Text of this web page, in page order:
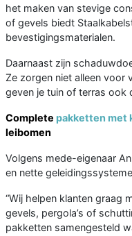
het maken van stevige
of gevels biedt
bevestigingsmaterialen.
Daarnaast zijn
Ze zorgen niet alleen voor
geven je tuin of terras ook
Complete pakketten met
leibomen
Volgens mede-eigenaar
en nette
“Wij helpen klanten graag
gevels, pergola’s of
pakketten samengesteld